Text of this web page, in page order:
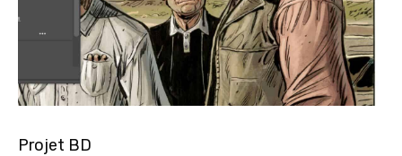
Projet BD